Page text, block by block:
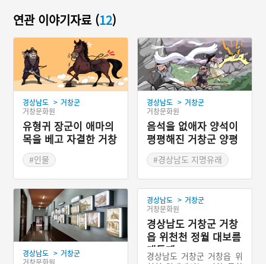
연관 이야기자료 (12)
경상남도 > 거창군
거창문화원
유형귀 장군이 애마의
목을 베고 자결한 거창
살목마을
#인물
경상남도 > 거창군
거창문화원
음석을 없애자 양석이
평평해진 거창군 양평
리#경상남도 지명유래
경상남도 > 거창군
경상남도 > 거창군
거창문화원
경상남도 거창군 거창
읍 위천천 정월 대보름
대동제
경상남도 거창군 거창읍 위